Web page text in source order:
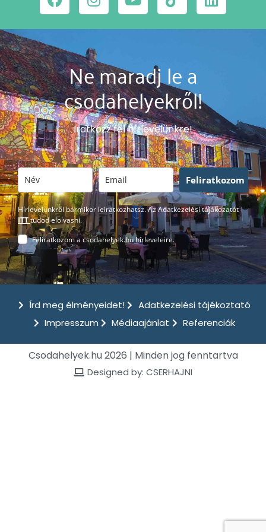
Ne maradj le a
csodahelyekről!
Iratkozz fel hírlevelünkre!
Feliratkozom
Hírlevelünkről bármikor leiratkozhatsz. Az Adatkezelési tájákozatót
ITTtudod elolvasni.
Feliratkozom a csodahelyek.hu hírleveleire.
Írd meg élményeidet!
Adatkezelési tájékoztató
Impresszum
Médiaajánlat Referenciák
Csodahelyek.hu 2026 | Minden jog fenntartva
Designed by: CSERHAJNI